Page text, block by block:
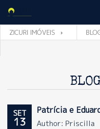
ZICURI IMÓVEIS
SET
13
Patrícia e
Author: Priscilla